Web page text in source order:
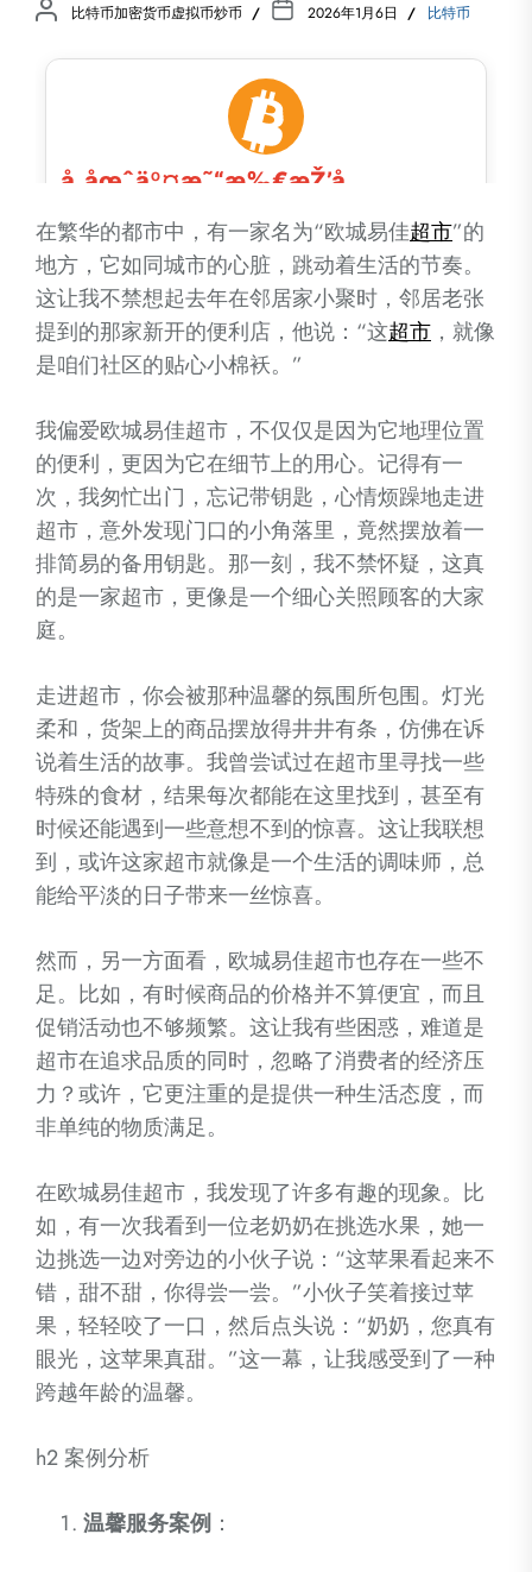
比特币加密货币虚拟币炒币 2026年1月6日 比特币
在繁华的都市中，有一家名为“欧城易佳超市”的
地方，它如同城市的心脏，跳动着生活的节奏。
这让我不禁想起去年在邻居家小聚时，邻居老张
提到的那家新开的便利店，他说：“这超市 ，就像
是咱们社区的贴心小棉袄。”
我偏爱欧城易佳超市，不仅仅是因为它地理位置
的便利，更因为它在细节上的用心。记得有一
次，我匆忙出门，忘记带钥匙，心情烦躁地走进
超市，意外发现门口的小角落里，竟然摆放着一
排简易的备用钥匙。那一刻，我不禁怀疑，这真
的是一家超市，更像是一个细心关照顾客的大家
庭。
走进超市，你会被那种温馨的氛围所包围。灯光
柔和，货架上的商品摆放得井井有条，仿佛在诉
说着生活的故事。我曾尝试过在超市里寻找一些
特殊的食材，结果每次都能在这里找到，甚至有
时候还能遇到一些意想不到的惊喜。这让我联想
到，或许这家超市就像是一个生活的调味师，总
能给平淡的日子带来一丝惊喜。
然而，另一方面看，欧城易佳超市也存在一些不
足。比如，有时候商品的价格并不算便宜，而且
促销活动也不够频繁。这让我有些困惑，难道是
超市在追求品质的同时，忽略了消费者的经济压
力？或许，它更注重的是提供一种生活态度，而
非单纯的物质满足。
在欧城易佳超市，我发现了许多有趣的现象。比
如，有一次我看到一位老奶奶在挑选水果，她一
边挑选一边对旁边的小伙子说：“这苹果看起来不
错，甜不甜，你得尝一尝。”小伙子笑着接过苹
果，轻轻咬了一口，然后点头说：“奶奶，您真有
眼光，这苹果真甜。”这一幕，让我感受到了一种
跨越年龄的温馨。
h2 案例分析
温馨服务案例 ：